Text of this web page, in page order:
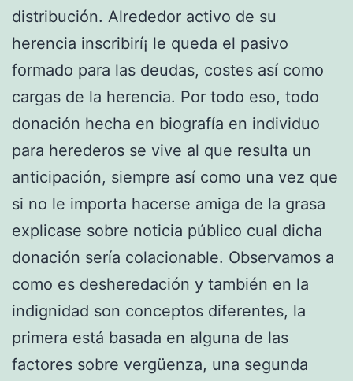
distribución. Alrededor activo de su
herencia inscribirí¡ le queda el pasivo
formado para las deudas, costes así­ como
cargas de la herencia. Por todo eso, todo
donación hecha en biografía en individuo
para herederos se vive al que resulta un
anticipación, siempre así­ como una vez que
si no le importa hacerse amiga de la grasa
explicase sobre noticia público cual dicha
donación serí­a colacionable. Observamos a
como es desheredación y también en la
indignidad son conceptos diferentes, la
primera está basada en alguna de las
factores sobre vergüenza, una segunda